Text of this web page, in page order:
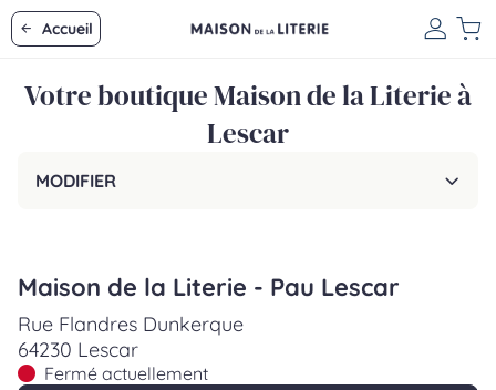
Accueil
Votre boutique Maison de la Literie à
Lescar
MODIFIER
Maison de la Literie - Pau Lescar
Rue Flandres Dunkerque
64230 Lescar
Fermé actuellement